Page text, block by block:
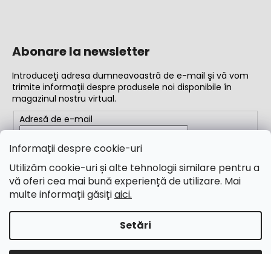
Informații despre cookie-uri
Utilizăm cookie-uri și alte tehnologii similare pentru a
vă oferi cea mai bună experiență de utilizare. Mai
multe informații găsițiaici.
Setări
Abonare la newsletter
Introduceţi adresa dumneavoastră de e-mail şi vă vom
trimite informaţii despre produsele noi disponibile în
magazinul nostru virtual.
Adresă de e-mail
Completând adresa de e-mail, acceptați
condițiile
ABONARE